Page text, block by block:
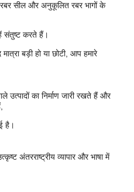
सील और अनुकूलित रबर भागों के
संतुष्ट करते हैं।
बड़ी हो या छोटी, आप हमारे
उत्पादों का निर्माण जारी रखते हैं और
है।
अंतरराष्ट्रीय व्यापार और भाषा में